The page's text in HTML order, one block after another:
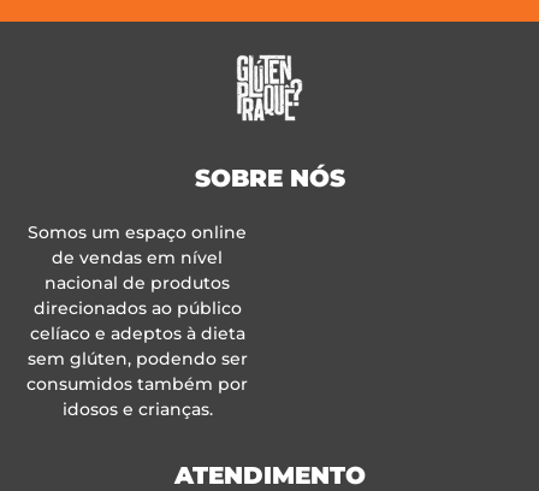
SOBRE NÓS
Somos um espaço online
de vendas em nível
nacional de produtos
direcionados ao público
celíaco e adeptos à dieta
sem glúten, podendo ser
consumidos também por
idosos e crianças.
ATENDIMENTO